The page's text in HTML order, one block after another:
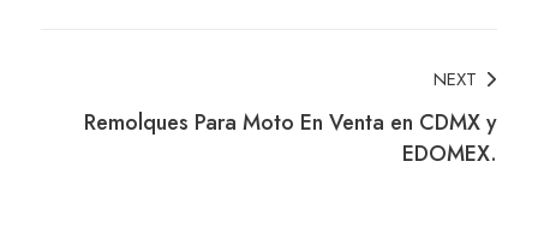
NEXT
Remolques Para Moto En Venta en CDMX y
EDOMEX.